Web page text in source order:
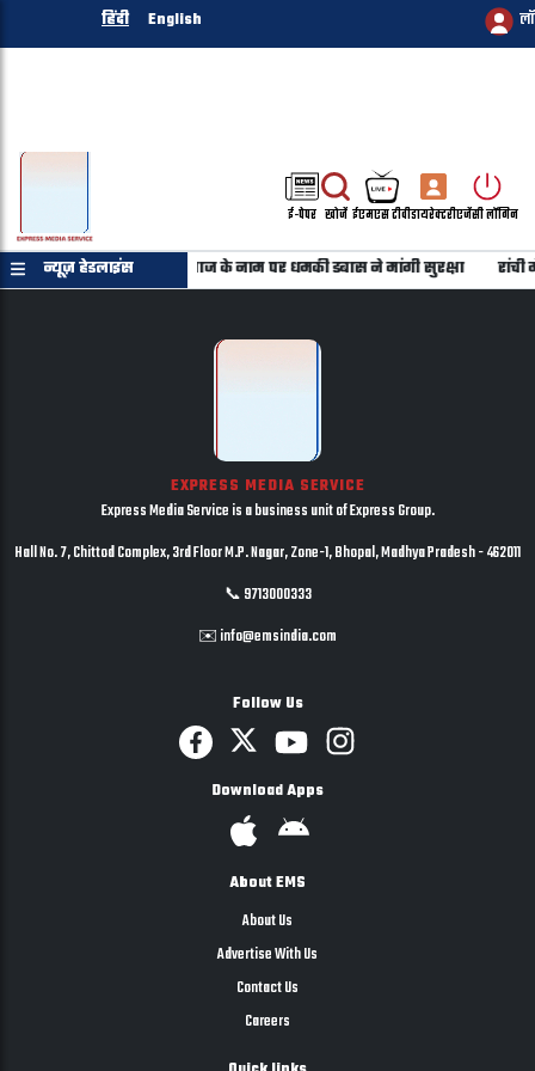
हिंदी English
ई-पेपर खोजें ईएमएस टीवीडायरेक्टरीएजेंसी लॉगिन
न्यूज़ हेडलाइंस
के बाद विवाद, किरार समाज के नाम पर धमकी डबास ने मांगी सुरक्षा रांची
EXPRESS MEDIA SERVICE
Express Media Service is a business unit of Express Group.
Hall No. 7, Chittod Complex, 3rd Floor M.P. Nagar, Zone-1, Bhopal, Madhya Pradesh - 462011
📞 9713000333
✉️ info@emsindia.com
Follow Us
Download Apps
About EMS
About Us
Advertise With Us
Contact Us
Careers